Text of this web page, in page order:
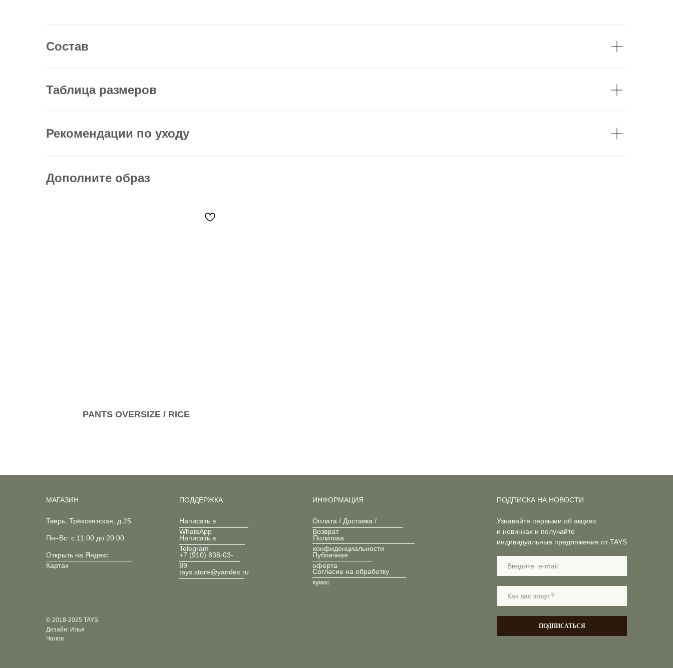
Состав
Таблица размеров
Рекомендации по уходу
Дополните образ
PANTS OVERSIZE / RICE
Тверь, Трёхсвятская, д.25
Пн–Вс: с 11:00 до 20:00
Открыть на Яндекс
Картах
МАГАЗИН ПОДДЕРЖКА
Написать в
WhatsApp
Написать в
Telegram
+7 (910) 838-03-
89
tays.store@yandex.ru
ИНФОРМАЦИЯ
Оплата / Доставка /
Возврат
Политика
конфиденциальности
Публичная
оферта
Согласие на обработку
кукис
Узнавайте первыми об акциях
и новинках и получайте
индивидуальные предложения от TAYS
ПОДПИСАТЬСЯ
ПОДПИСКА НА НОВОСТИ
© 2018-2025 TAYS
Дизайн: Илья
Чалов